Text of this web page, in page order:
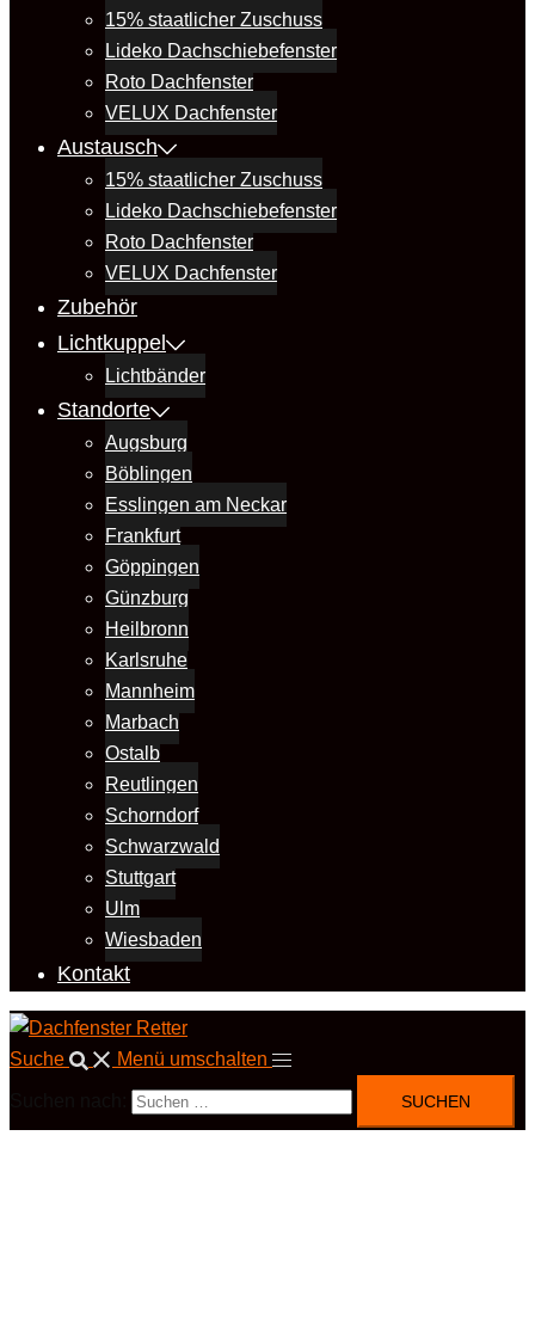
15% staatlicher Zuschuss
Lideko Dachschiebefenster
Roto Dachfenster
VELUX Dachfenster
Austausch
15% staatlicher Zuschuss
Lideko Dachschiebefenster
Roto Dachfenster
VELUX Dachfenster
Zubehör
Lichtkuppel
Lichtbänder
Standorte
Augsburg
Böblingen
Esslingen am Neckar
Frankfurt
Göppingen
Günzburg
Heilbronn
Karlsruhe
Mannheim
Marbach
Ostalb
Reutlingen
Schorndorf
Schwarzwald
Stuttgart
Ulm
Wiesbaden
Kontakt
Suche Menü umschalten